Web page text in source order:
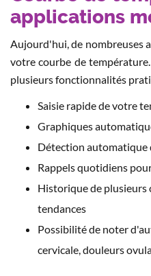
applications
Aujourd'hui, de nombreuses
votre courbe de
plusieurs fonctionnalités
Saisie rapide de votre
Graphiques
Détection automatique
Rappels quotidiens
Historique de plusieurs
tendances
Possibilité de noter
cervicale, douleurs